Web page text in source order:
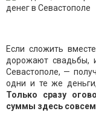
Если сложить
дорожают свадьбы,
Севастополе, —
одни и те же
Только сразу
суммы здесь